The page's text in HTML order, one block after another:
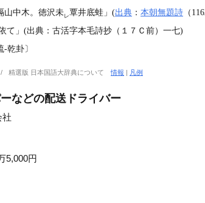
山中木。徳沢未レ覃井底蛙」(出典 ： 本朝無題詩 （
て」(出典：古活字本毛詩抄（１７Ｃ前）一七)
乾卦〕
精選版 日本国語大辞典について情報 | 凡例
などの配送ドライバー
社
5,000円